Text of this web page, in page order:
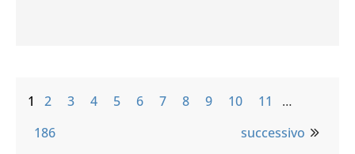
1 2 3 4 5 6 7 8 9 10 11
…
186
successivo